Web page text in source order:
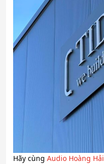
Hãy cùng Audio Hoàng Hải